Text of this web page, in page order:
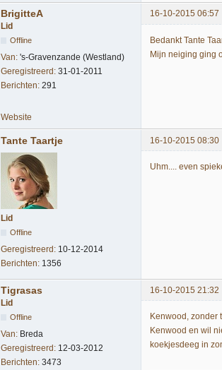
BrigitteA
16-10-2015 06:57
Lid
Offline
Van: 's-Gravenzande (Westland)
Geregistreerd: 31-01-2011
Berichten: 291
Bedankt Tante
Mijn neiging ging
Website
Tante Taartje 16-10-2015 08:30
Lid
Offline
Geregistreerd: 10-12-2014
Berichten: 1356
Uhm.... even
Tigrasas
16-10-2015 21:32
Lid
Offline
Van: Breda
Geregistreerd: 12-03-2012
Berichten: 3473
Kenwood, zonder
Kenwood en wil
koekjesdeeg in